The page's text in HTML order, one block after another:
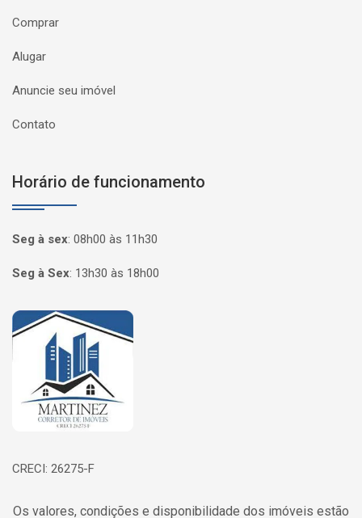
Comprar
Alugar
Anuncie seu imóvel
Contato
Horário de funcionamento
Seg à sex: 08h00 às 11h30
Seg à Sex: 13h30 às 18h00
Página inicial
CRECI: 26275-F
Os valores, condições e disponibilidade dos imóveis estão